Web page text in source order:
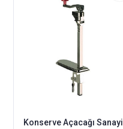
Konserve Açacağı Sanayi